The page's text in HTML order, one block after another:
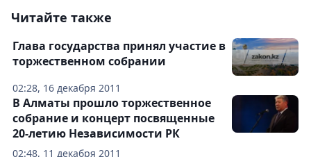
Читайте также
02:28, 16 декабря 2011
Глава государства принял участие в
торжественном собрании
02:48, 11 декабря 2011
В Алматы прошло торжественное
собрание и концерт посвященные
20-летию Независимости РК